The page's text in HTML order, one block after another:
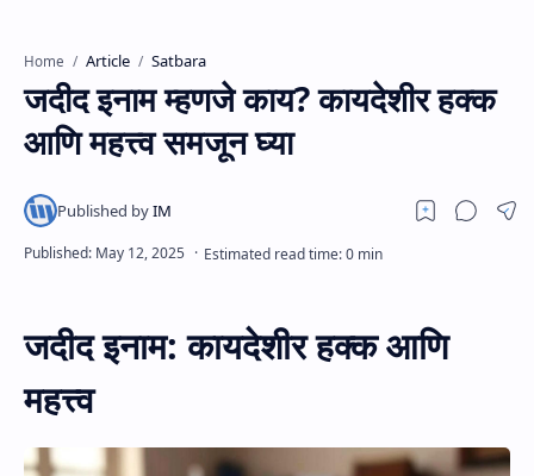
Home Article Satbara
जदीद इनाम म्हणजे काय? कायदेशीर हक्क
आणि महत्त्व समजून घ्या
जदीद इनाम: कायदेशीर हक्क आणि
महत्त्व